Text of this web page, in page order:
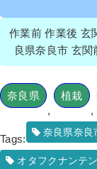
作業前 作業後
良県奈良市 玄
奈良県
,
植栽
,
Tags:
奈良県奈良
オタフクナンテン